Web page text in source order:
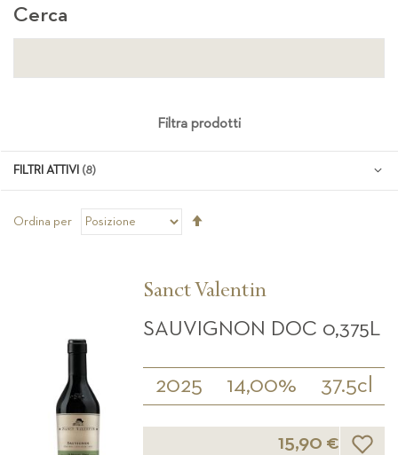
Ordina per
Sanct Valentin
SAUVIGNON DOC 0,375L
2025 14,00% 37.5cl
15,90 € Lista
Cerca
Filtra prodotti
FILTRI ATTIVI